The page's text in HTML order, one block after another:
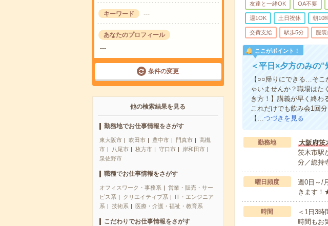
キーワード ---
あなたのプロフィール
---
条件の変更
他の検索結果を見る
勤務地でお仕事情報をさがす
東大阪市 吹田市 豊中市 門真市
高槻
市
八尾市 枚方市 守口市
岸和田市
泉佐野市
職種でお仕事情報をさがす
オフィスワーク・事務系
営業・販売・サー
ビス系
クリエイティブ系
IT・エンジニア
系
技術系 医療・介護・福祉・教育系
こだわりでお仕事情報をさがす
友達と一緒OK OA不要
週1OK 土日祝休 朝10
交費支給 駅歩5分 服装
ここがポイント！
＜平日×夕方のみの
【○○帰りにできる…そ
ゃいませんか？職場はた
き方！】講義が早く終
これだけでも飲み会1回
【…つづきを見る
勤務地
大阪府茨
茨木市駅
分／総持
曜日頻度
週0日～/
きます！
時間
＜1日3
時間もお